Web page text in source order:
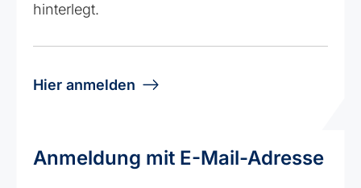
hinterlegt.
Hier anmelden
Anmeldung mit E-Mail-Adresse